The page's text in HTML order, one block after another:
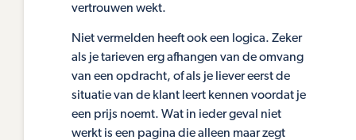
vertrouwen wekt.
Niet vermelden heeft ook een logica. Zeker
als je tarieven erg afhangen van de omvang
van een opdracht, of als je liever eerst de
situatie van de klant leert kennen voordat je
een prijs noemt. Wat in ieder geval niet
werkt is een pagina die alleen maar zegt